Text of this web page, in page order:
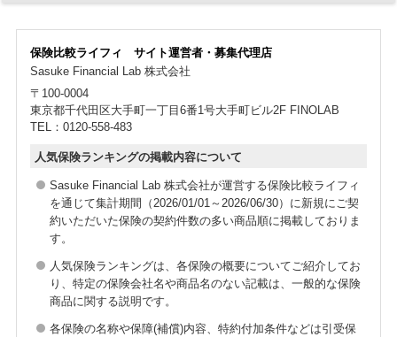
万が一の死亡時に保険金をお受け取りいただけます。
保障は30万円、50万円、100万円、150万円の4つのプラン
をご用意。必要な保障額をお選びいただけます。
※80歳～82歳の方は100万円・50万円・30万円より、83歳以上の方は50
万円・30万円プランのみのご選択となります。
保険比較ライフィ サイト運営者・募集代理店
Sasuke Financial Lab 株式会社
〒100-0004
東京都千代田区大手町一丁目6番1号大手町ビル2F FINOLAB
TEL：0120-558-483
人気保険ランキングの掲載内容について
Sasuke Financial Lab 株式会社が運営する保険比較ライフィ
を通じて集計期間（2026/01/01～2026/06/30）に新規にご契
約いただいた保険の契約件数の多い商品順に掲載しておりま
す。
人気保険ランキングは、各保険の概要についてご紹介してお
り、特定の保険会社名や商品名のない記載は、一般的な保険
商品に関する説明です。
各保険の名称や保障(補償)内容、特約付加条件などは引受保